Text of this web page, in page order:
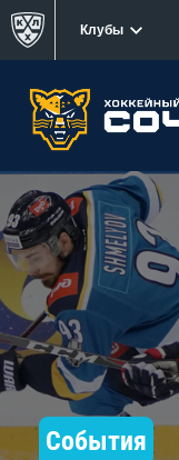
Клубы
События